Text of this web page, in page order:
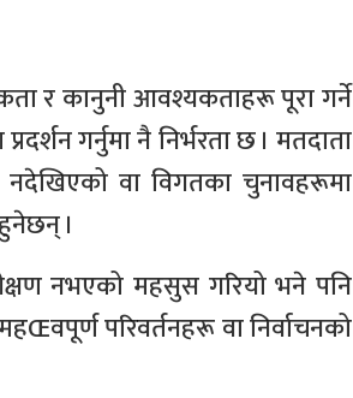
र कानुनी आवश्यकताहरू पूरा गर्ने
गर्नुमा नै निर्भरता छ । मतदाता
नदेखिएको वा विगतका चुनावहरूमा
।
नभएको महसुस गरियो भने पनि
परिवर्तनहरू वा निर्वाचनको